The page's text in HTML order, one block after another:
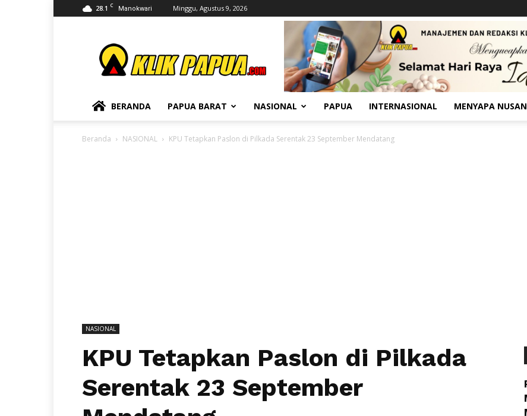
28.1 C Manokwari Minggu, Agustus 9, 2026
BERANDA PAPUA BARAT NASIONAL PAPUA INTERNASIONAL MENYAPA
Beranda NASIONAL KPU Tetapkan Paslon di Pilkada Serentak 23 September Mendatang
NASIONAL
KPU Tetapkan Paslon di Pilkada
Serentak 23 September